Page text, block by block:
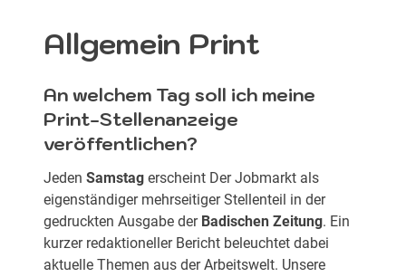
Allgemein Print
An welchem Tag soll ich meine
Print-Stellenanzeige
veröffentlichen?
Jeden Samstag erscheint Der Jobmarkt als
eigenständiger mehrseitiger Stellenteil in der
gedruckten Ausgabe der Badischen Zeitung. Ein
kurzer redaktioneller Bericht beleuchtet dabei
aktuelle Themen aus der Arbeitswelt. Unsere